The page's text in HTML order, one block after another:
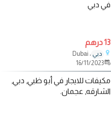
في دبي
13 درهم
دبي ، Dubai
16/11/2023
مكيفات للايجار في أبو ظبي, دبي,
الشارقه, عجمان.